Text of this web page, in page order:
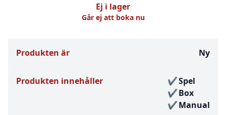
Ej i lager
Går ej att boka nu
Produkten är Ny
Produkten innehåller
Spel
Box
Manual